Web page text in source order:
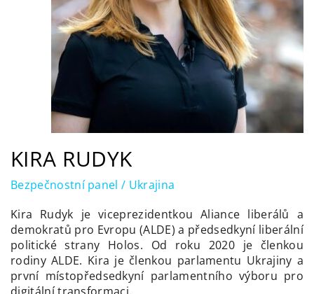
KIRA RUDYK
Bezpečnostní panel / Ukrajina
Kira Rudyk je viceprezidentkou Aliance liberálů a
demokratů pro Evropu (ALDE) a předsedkyní liberální
politické strany Holos. Od roku 2020 je členkou
rodiny ALDE. Kira je členkou parlamentu Ukrajiny a
první místopředsedkyní parlamentního výboru pro